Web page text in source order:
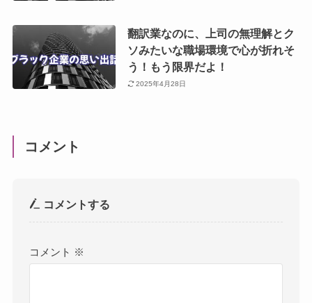
翻訳業なのに、上司の無理解とク
ソみたいな職場環境で心が折れそ
う！もう限界だよ！
2025年4月28日
コメント
コメントする
コメント ※